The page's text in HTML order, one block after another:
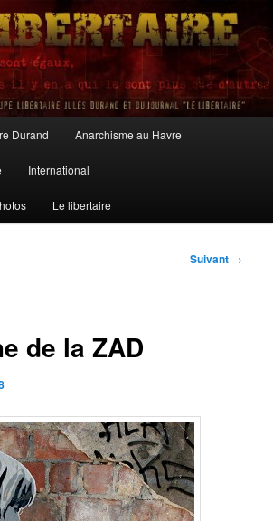
Durand Anarchisme au Havre
International
Le libertaire
Suivant →
de la ZAD